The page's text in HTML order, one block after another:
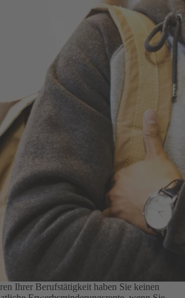
Ihrer Berufstätigkeit haben Sie keinen